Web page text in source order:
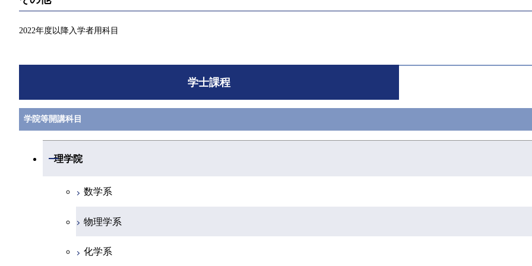
2022年度以降入学者用科目
学士課程
学院等開講科目
理学院
開閉
数学系
物理学系
化学系